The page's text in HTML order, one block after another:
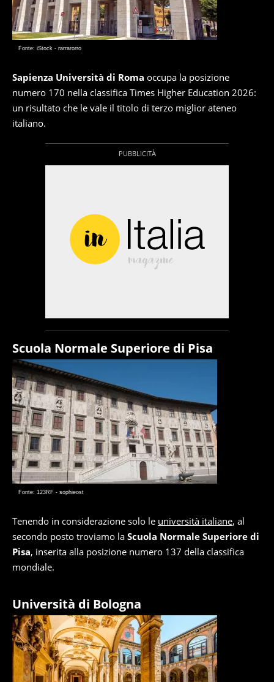
Fonte: iStock - rarrarorro
Sapienza Università di Roma occupa la posizione
numero 170 nella classifica Times Higher Education 2026:
un risultato che le vale il titolo di terzo miglior ateneo
italiano.
Scuola Normale Superiore di Pisa
Fonte: 123RF - sophieost
Tenendo in considerazione solo le università italiane, al
secondo posto troviamo la Scuola Normale Superiore di
Pisa, inserita alla posizione numero 137 della classifica
mondiale.
Università di Bologna